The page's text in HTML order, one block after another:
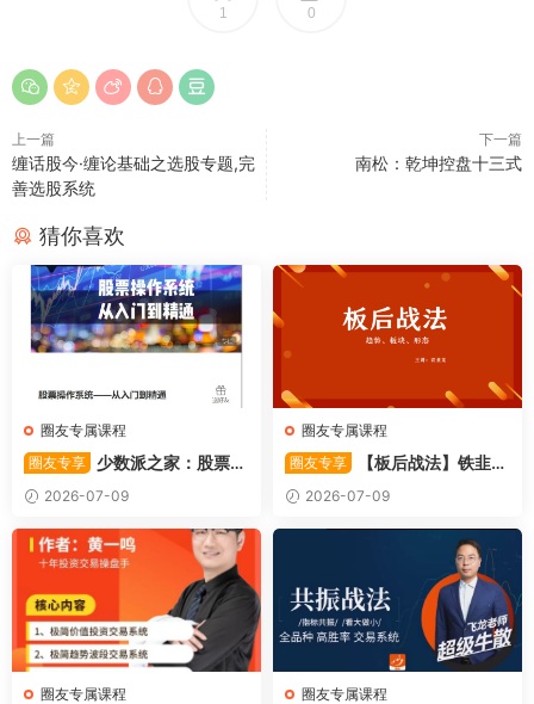
1 0
上一篇
缠话股今·缠论基础之选股专题,完
善选股系统
下一篇
南松：乾坤控盘十三式
猜你喜欢
圈友专属课程
圈友专享
少数派之家：股票操
作系统—从入门到精通
2026-07-09
圈友专属课程
圈友专享
【板后战法】铁韭菜
板后强势战法
2026-07-09
圈友专属课程
圈友专属课程